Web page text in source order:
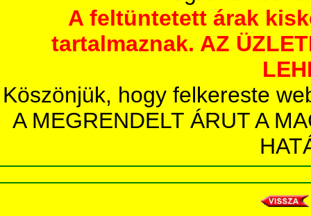
A feltüntetett árak
tartalmaznak. AZ
Köszönjük, hogy felkereste
A MEGRENDELT ÁRUT A